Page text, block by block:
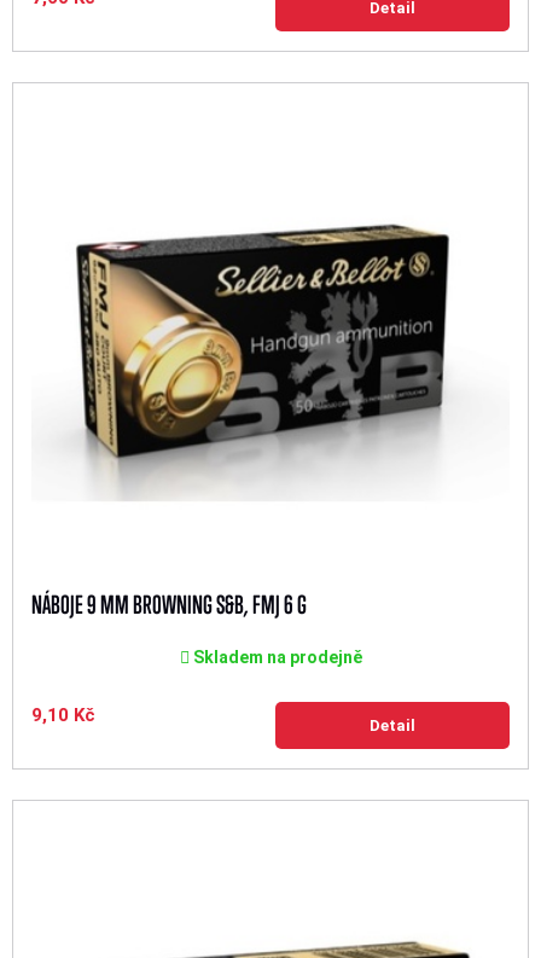
Detail
NÁBOJE 9 MM BROWNING S&B, FMJ 6 G
Skladem na prodejně
9,10 Kč Detail